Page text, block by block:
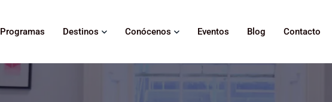
Programas Destinos Conócenos Eventos Blog Contacto